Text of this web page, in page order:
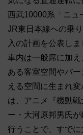
西武10000系「ニュ
JR東日本線への乗
入の計画を公表しま
車内は一般席に加
ある客室空間やバ
える空間に生まれ
は、アニメ『機動
ー・大河原邦男氏
行うことで、すでに